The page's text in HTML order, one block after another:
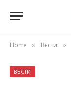
Home » Вести »
ВЕСТИ